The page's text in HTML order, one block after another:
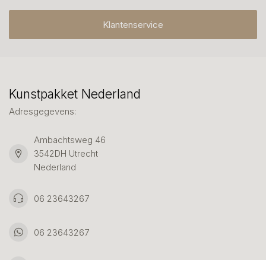
Klantenservice
Kunstpakket Nederland
Adresgegevens:
Ambachtsweg 46
3542DH Utrecht
Nederland
06 23643267
06 23643267